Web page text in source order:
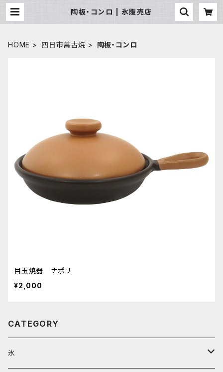
陶板・コンロ | 氷販売店
HOME 四日市萬古焼 陶板・コンロ
目玉焼器 ナポリ
¥2,000
CATEGORY
氷